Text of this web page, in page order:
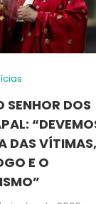
SENHOR DOS
DAS VÍTIMAS,
E O